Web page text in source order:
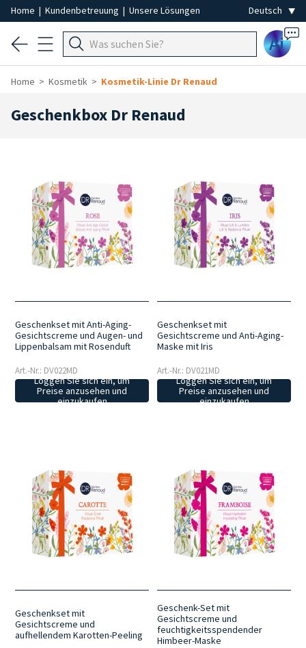
Home | Kundenbetreuung | Unsere Lösungen
Ai
Home Kosmetik Kosmetik-Linie Dr Renaud
Geschenkbox Dr Renaud
Geschenkset mit Anti-Aging-
Gesichtscreme und Augen- und
Lippenbalsam mit Rosenduft
Art.-Nr.: DV022MD
Loggen Sie sich ein, um
Preise anzusehen und
einzukaufen
Geschenkset mit
Gesichtscreme und Anti-Aging-
Maske mit Iris
Art.-Nr.: DV021MD
Loggen Sie sich ein, um
Preise anzusehen und
einzukaufen
Geschenkset mit
Gesichtscreme und
aufhellendem Karotten-Peeling
Geschenk-Set mit
Gesichtscreme und
feuchtigkeitsspendender
Himbeer-Maske